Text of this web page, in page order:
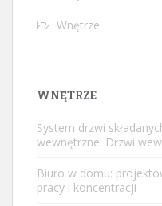
Wnętrze
WNĘTRZE
System drzwi
wewnętrzne. Drzwi
Biuro w domu:
pracy i koncentracji